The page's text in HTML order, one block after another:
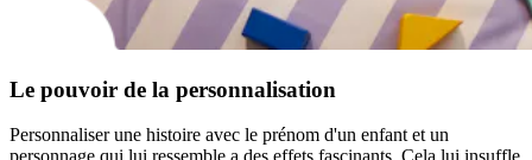
Le pouvoir de la personnalisation
Personnaliser une histoire avec le prénom d'un enfant et un